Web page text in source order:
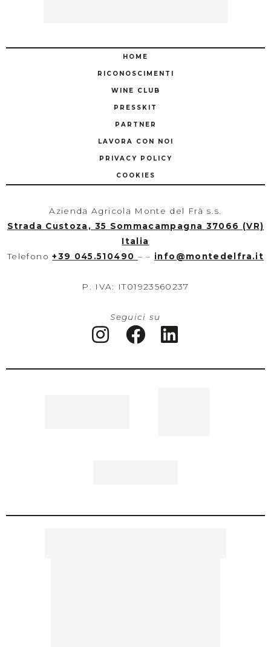
HOME
RICONOSCIMENTI
WINE CLUB
PRESSKIT
PARTNER
LAVORA CON NOI
PRIVACY POLICY
COOKIES
Azienda Agricola Monte del Frà s.s.
Strada Custoza, 35 Sommacampagna 37066 (VR)
Italia
Telefono+39 045.510490 – – info @montedelfra.it
P. IVA: IT01923560237
Seguici su